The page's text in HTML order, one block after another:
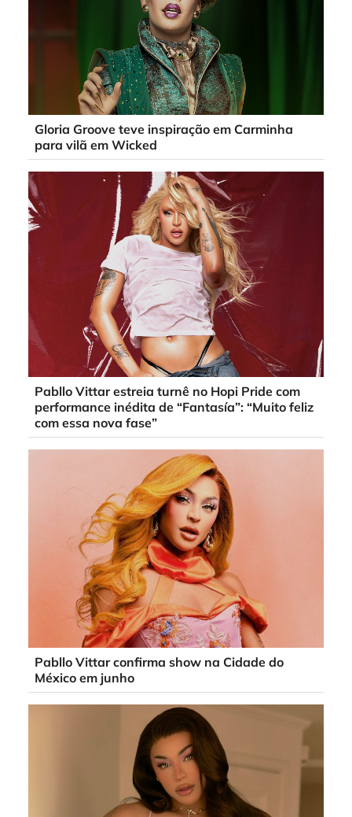
Gloria Groove teve inspiração em Carminha
para vilã em Wicked
Pabllo Vittar estreia turnê no Hopi Pride com
performance inédita de “Fantasía”: “Muito feliz
com essa nova fase”
Pabllo Vittar confirma show na Cidade do
México em junho